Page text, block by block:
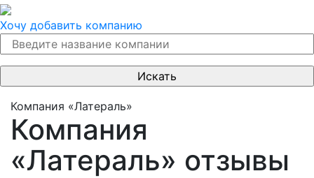
Хочу добавить компанию
Компания «Латераль»
Компания
«Латераль» отзывы